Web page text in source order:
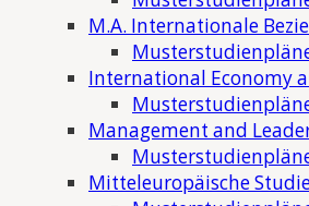
M.A. Internationale
International Economy
Management and
Mitteleuropäische